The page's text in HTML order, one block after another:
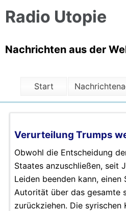
Radio Utopie
Nachrichten aus der
Start
Verurteilung Trumps
Obwohl die Entscheidung
Staates anzuschließen, seit
Leiden beenden kann,
Autorität über das gesamte
zurückziehen. Die syrischen